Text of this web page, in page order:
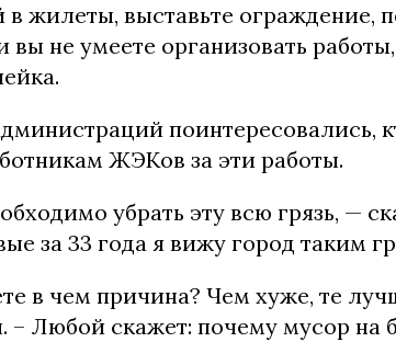
жилеты, выставьте ограждение,
вы не умеете организовать
поинтересовались,
ЖЭКов за эти работы.
убрать эту всю грязь, —
за 33 года я вижу город таким
в чем причина? Чем хуже, те
– Любой скажет: почему мусор на